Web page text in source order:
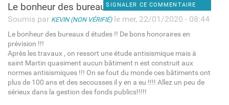
SIGNALER CE COMMENTAIRE
Le bonheur des bureaux d
Soumis par KEVIN (NON VÉRIFIÉ)le mer, 22/01/2020 - 08:44
Le bonheur des bureaux d études !! De bons honoraires en
prévision !!!
Après les travaux , on ressort une étude antisismique mais à
saint Martin quasiment aucun bâtiment n est construit aux
normes antisismiques !!! On se fout du monde ces bâtiments ont
plus de 100 ans et des secousses il y en a eu !!!! Allez un peu de
sérieux dans la gestion des fonds publics!!!!!